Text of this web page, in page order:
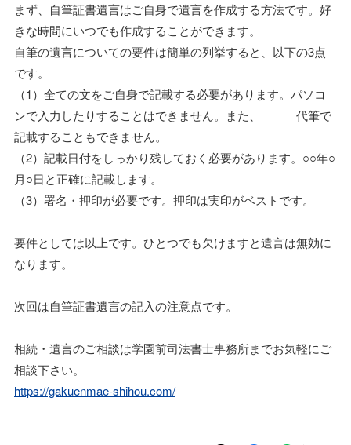
まず、自筆証書遺言はご自身で遺言を作成する方法です。好
きな時間にいつでも作成することができます。
自筆の遺言についての要件は簡単の列挙すると、以下の3点
です。
（1）全ての文をご自身で記載する必要があります。パソコ
ンで入力したりすることはできません。また、 代筆で
記載することもできません。
（2）記載日付をしっかり残しておく必要があります。○○年○
月○日と正確に記載します。
（3）署名・押印が必要です。押印は実印がベストです。
要件としては以上です。ひとつでも欠けますと遺言は無効に
なります。
次回は自筆証書遺言の記入の注意点です。
相続・遺言のご相談は学園前司法書士事務所までお気軽にご
相談下さい。
https://gakuenmae-shihou.com/